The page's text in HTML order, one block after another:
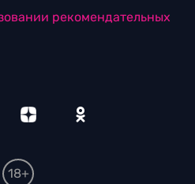
рекомендательных
18+